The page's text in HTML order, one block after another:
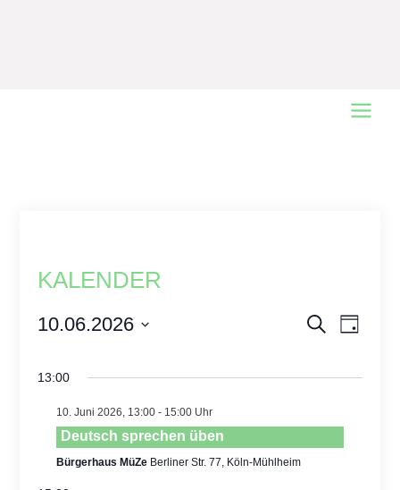
Main
KALENDER
Events
and
Search Event
Day
10.06.2026
13:00
10. Juni 2026, 13:00- 15:00
Deutsch sprechen üben
Bürgerhaus MüZe Berliner Str. 77, Köln-Mühlheim